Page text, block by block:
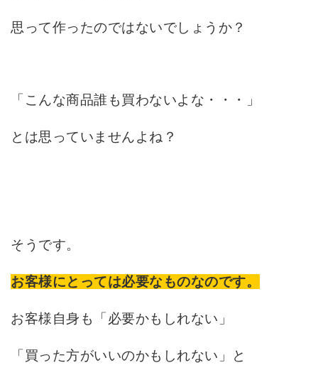
思って作ったのではないでしょうか？
「こんな商品誰も買わないよな・・・」
とは思っていませんよね？
そうです。
お客様にとっては必要なものなのです。
お客様自身も「必要かもしれない」
「買った方がいいのかもしれない」と